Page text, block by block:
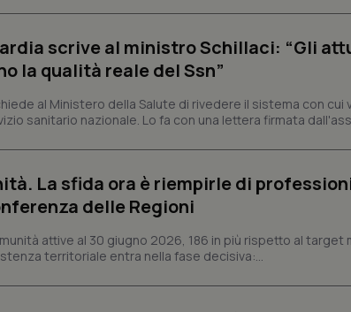
scrive al ministro Schillaci: “Gli
la qualità reale del Ssn”
al Ministero della Salute di rivedere il sistema con cui
sanitario nazionale. Lo fa con una lettera firmata
La sfida ora è riempirle di
delle Regioni
attive al 30 giugno 2026, 186 in più rispetto al target
territoriale entra nella fase decisiva:...
Necessari Statistici Marketing
contribuiscono a rendere fruibile il sito web abilitandone funzionalità di
Fornitore /Dominio Scadenza
Descrizione
YouTube
interazione
del visitatore